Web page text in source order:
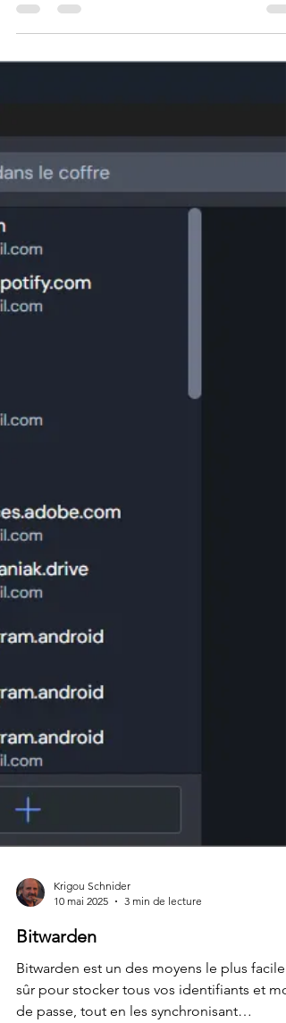
principaux navigateurs pour Windows :
Firefox, Brave, Chrome et Edge.
Krigou Schnider
10 mai 2025
3 min de lecture